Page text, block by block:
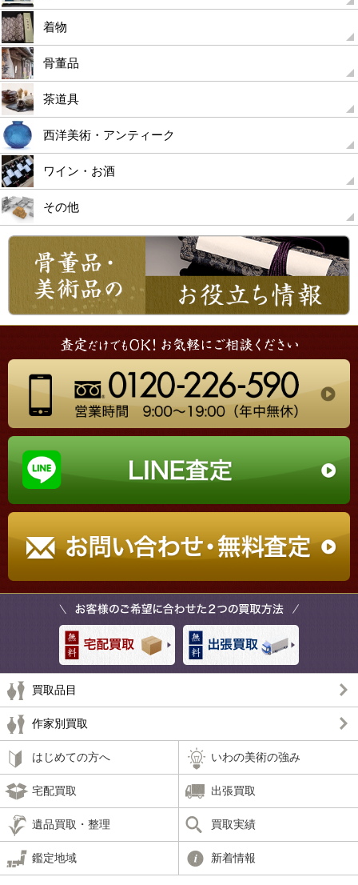
着物
骨董品
茶道具
西洋美術・アンティーク
ワイン・お酒
その他
買取品目
作家別買取
はじめての方へ いわの美術の強み
宅配買取 出張買取
遺品買取・整理 買取実績
鑑定地域 新着情報